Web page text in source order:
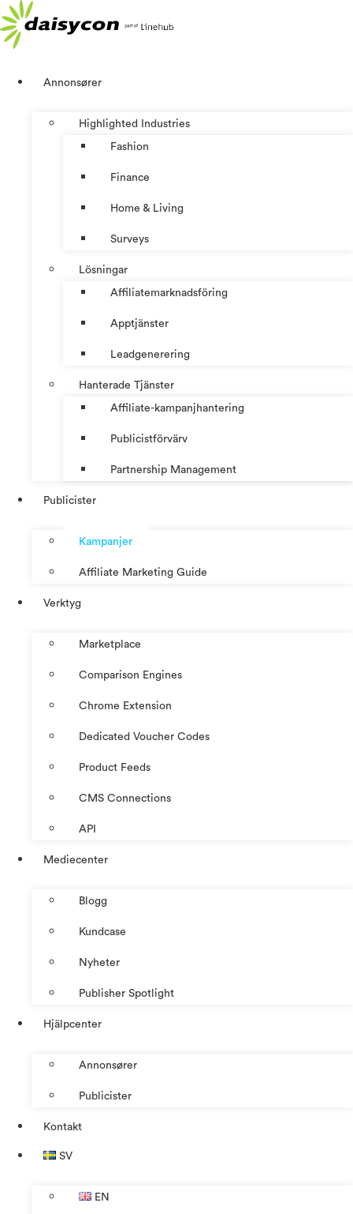
Hoppa
till
innehåll
Annonsører
Highlighted Industries
Fashion
Finance
Home & Living
Surveys
Lösningar
Affiliatemarknadsföring
Apptjänster
Leadgenerering
Hanterade Tjänster
Affiliate-kampanjhantering
Publicistförvärv
Partnership Management
Publicister
Kampanjer
Affiliate Marketing Guide
Verktyg
Marketplace
Comparison Engines
Chrome Extension
Dedicated Voucher Codes
Product Feeds
CMS Connections
API
Mediecenter
Blogg
Kundcase
Nyheter
Publisher Spotlight
Hjälpcenter
Annonsører
Publicister
Kontakt
SV
EN